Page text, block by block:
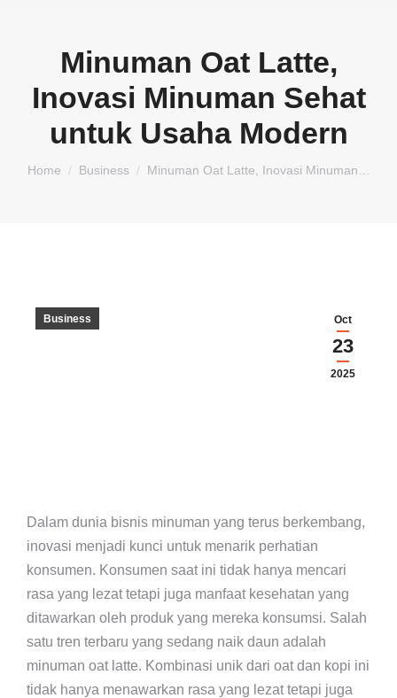
Minuman Oat Latte,
Inovasi Minuman Sehat
untuk Usaha Modern
You are here:
Home Business Minuman Oat Latte, Inovasi Minuman…
Oct
23
2025
Business
Dalam dunia bisnis minuman yang terus berkembang,
inovasi menjadi kunci untuk menarik perhatian
konsumen. Konsumen saat ini tidak hanya mencari
rasa yang lezat tetapi juga manfaat kesehatan yang
ditawarkan oleh produk yang mereka konsumsi. Salah
satu tren terbaru yang sedang naik daun adalah
minuman oat latte. Kombinasi unik dari oat dan kopi ini
tidak hanya menawarkan rasa yang lezat tetapi juga